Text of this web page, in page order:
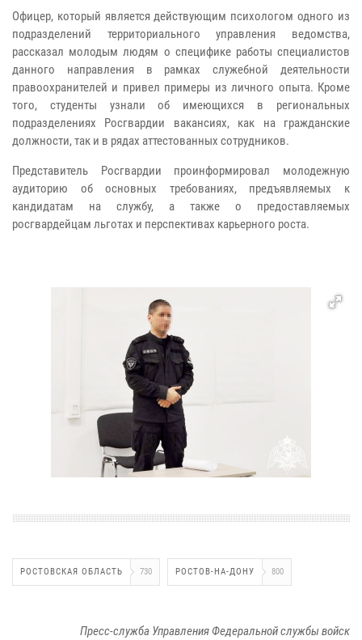
Офицер, который является действующим психологом одного из
подразделений территориального управления ведомства,
рассказал молодым людям о специфике работы специалистов
данного направления в рамках служебной деятельности
правоохранителей и привел примеры из личного опыта. Кроме
того, студенты узнали об имеющихся в региональных
подразделениях Росгвардии вакансиях, как на гражданские
должности, так и в рядах аттестованных сотрудников.
Представитель Росгвардии проинформировал молодежную
аудиторию об основных требованиях, предъявляемых к
кандидатам на службу, а также о предоставляемых
росгвардейцам льготах и перспективах карьерного роста.
РОСТОВСКАЯ ОБЛАСТЬ 730 РОСТОВ-НА-ДОНУ 800
Пресс-служба Управления Федеральной службы войск